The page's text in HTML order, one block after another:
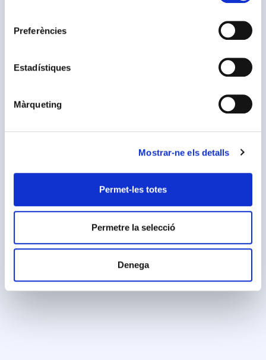
Preferències
Estadístiques
Màrqueting
Mostrar-ne els detalls
Permet-les totes
Permetre la selecció
Denega